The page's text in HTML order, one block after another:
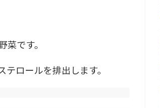
です。
ロールを排出します。